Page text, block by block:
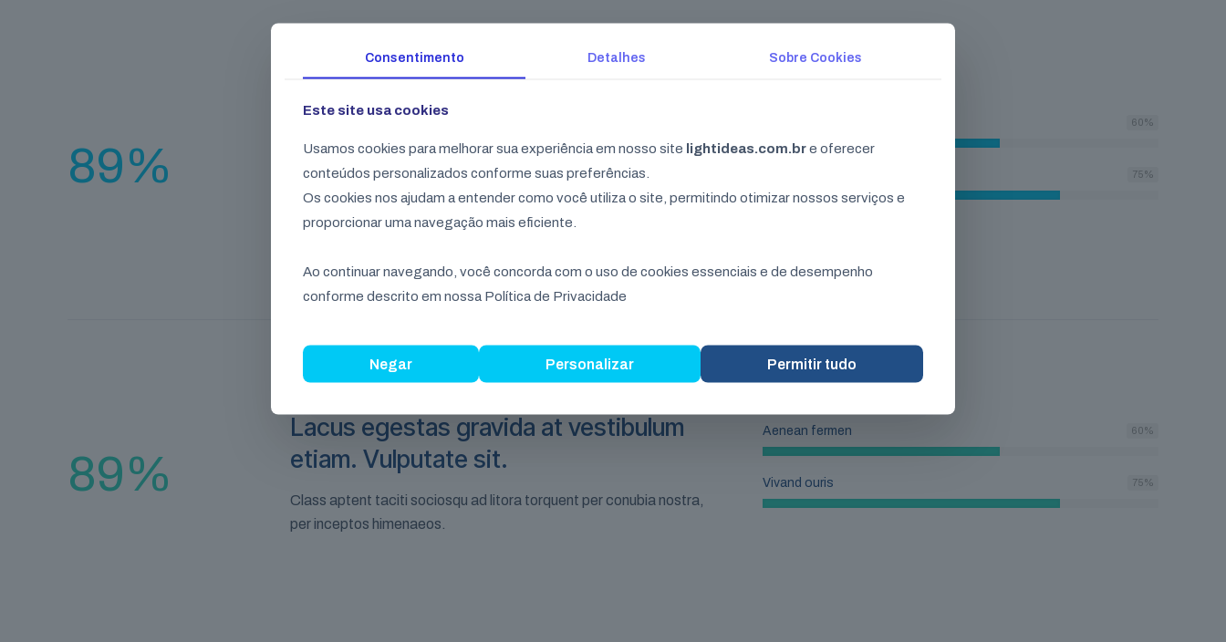
89%
Gravida pharetra integer elit volutpat
lobortis dui malesuada.
Class aptent taciti sociosqu ad litora torquent per conubia nostra,
per inceptos himenaeos.
60%
75%
89%
Lacus egestas gravida at vestibulum
etiam. Vulputate sit.
Class aptent taciti sociosqu ad litora torquent per conubia nostra,
per inceptos himenaeos.
Aenean fermen 60%
Vivand ouris 75%
Consentimento Detalhes Sobre Cookies
Este site usa cookies
Usamos cookies para melhorar sua experiência em nosso site lightideas.com.bre oferecer
conteúdos personalizados conforme suas preferências.
Os cookies nos ajudam a entender como você utiliza o site, permitindo otimizar nossos serviços e
proporcionar uma navegação mais eficiente.
Ao continuar navegando, você concorda com o uso de cookies essenciais e de desempenho
conforme descrito em nossa Política de Privacidade
Negar Personalizar Permitir tudo